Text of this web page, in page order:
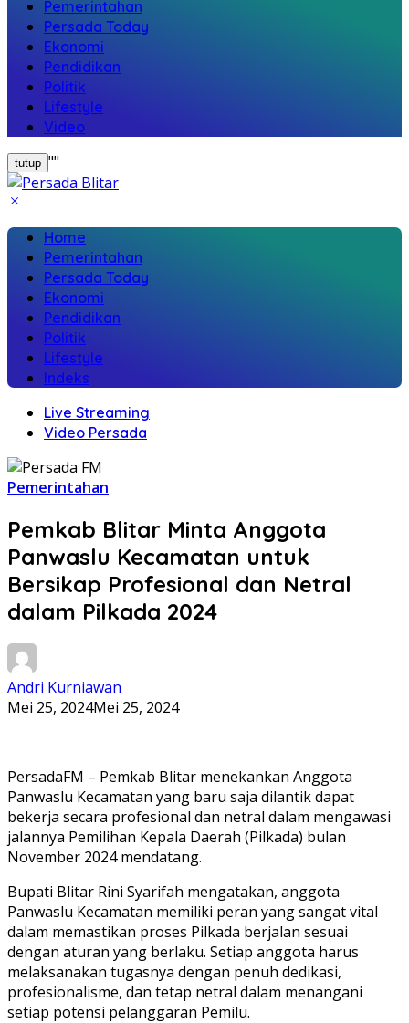
Pemerintahan
Persada Today
Ekonomi
Pendidikan
Politik
Lifestyle
Video
tutup ""
Home
Pemerintahan
Persada Today
Ekonomi
Pendidikan
Politik
Lifestyle
Indeks
Live Streaming
Video Persada
Pemerintahan
Pemkab Blitar Minta Anggota
Panwaslu Kecamatan untuk
Bersikap Profesional dan Netral
dalam Pilkada 2024
Andri Kurniawan
Mei 25, 2024Mei 25, 2024
PersadaFM – Pemkab Blitar menekankan Anggota
Panwaslu Kecamatan yang baru saja dilantik dapat
bekerja secara profesional dan netral dalam mengawasi
jalannya Pemilihan Kepala Daerah (Pilkada) bulan
November 2024 mendatang.
Bupati Blitar Rini Syarifah mengatakan, anggota
Panwaslu Kecamatan memiliki peran yang sangat vital
dalam memastikan proses Pilkada berjalan sesuai
dengan aturan yang berlaku. Setiap anggota harus
melaksanakan tugasnya dengan penuh dedikasi,
profesionalisme, dan tetap netral dalam menangani
setiap potensi pelanggaran Pemilu.